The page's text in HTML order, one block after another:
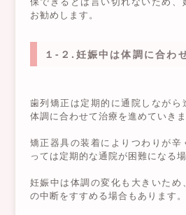
お勧めします。
１-２.妊娠中は体調に合わ
歯列矯正は定期的に通院しながら
体調に合わせて治療を進めていきま
矯正器具の装着によりつわりが辛
っては定期的な通院が困難になる
妊娠中は体調の変化も大きいため
の中断をすすめる場合もあります。